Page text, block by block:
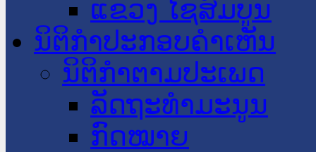
ແຂວງ ໄຊສົມບູນ
ນິຕິກໍາປະກອບຄໍາເຫັນ
ນິຕິກໍາຕາມປະເພດ
ລັດຖະທໍາມະນູນ
ກົດໝາຍ